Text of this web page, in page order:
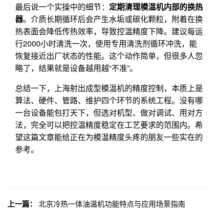
最后说一个实操中的细节： 定期清理模温机内部的换热
器。介质长期循环后会产生水垢或碳化颗粒，附着在换
热表面会降低传热效率，导致控温精度下降。建议每运
行2000小时清洗一次，使用专用清洗剂循环冲洗，能
恢复接近出厂状态的性能。这个动作简单，但很多人忽
略了，结果就是设备越用越“不准”。
总结一下，上海射出成型模温机的精度控制，本质上是
算法、硬件、管路、维护四个环节的系统工程。没有哪
一台设备能包打天下，但选对机型、做对调试、用对方
法，完全可以把控温精度稳定在工艺要求的范围内。希
望这篇文章能给正在为模温精度头疼的朋友一些实在的
参考。
上一篇： 北京冷热一体油温机功能特点与应用场景指南